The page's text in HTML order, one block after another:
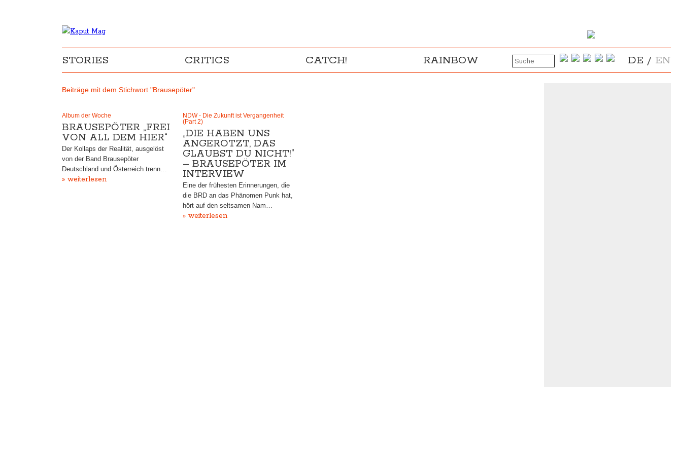
STORIES CRITICS CATCH! RAINBOW DE / EN
Beiträge mit dem Stichwort "Brausepöter"
Album der Woche
BRAUSEPÖTER „FREI
VON ALL DEM HIER“
Der Kollaps der Realität, ausgelöst
von der Band Brausepöter
Deutschland und Österreich trenn…
» weiterlesen
NDW - Die Zukunft ist Vergangenheit
(Part 2)
„DIE HABEN UNS
ANGEROTZT, DAS
GLAUBST DU NICHT!“
– BRAUSEPÖTER IM
INTERVIEW
Eine der frühesten Erinnerungen, die
die BRD an das Phänomen Punk hat,
hört auf den seltsamen Nam…
» weiterlesen